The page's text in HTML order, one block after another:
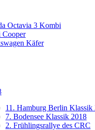
Octavia 3 Kombi
Käfer
11. Hamburg Berlin Klassik
7. Bodensee Klassik 2018
2. Frühlingsrallye des CRC